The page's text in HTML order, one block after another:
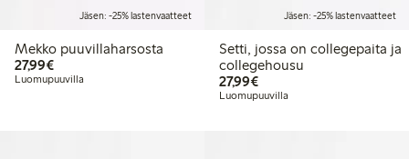
Jäsen: -25% lastenvaatteet
Mekko puuvillaharsosta
27,99€27,99 €
Luomupuuvilla
Jäsen: -25% lastenvaatteet
Setti, jossa on collegepaita ja
collegehousu
27,99€27,99 €
Luomupuuvilla